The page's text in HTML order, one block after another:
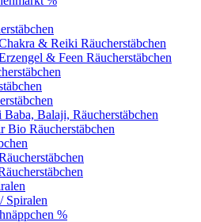
& Reiki Räucherstäbchen
& Feen Räucherstäbchen
Balaji, Räucherstäbchen
Bio Räucherstäbchen
Spiralen
%